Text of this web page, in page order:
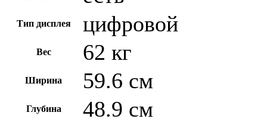
Тип дисплея цифровой
Вес 62 кг
Ширина 59.6 см
Глубина 48.9 см